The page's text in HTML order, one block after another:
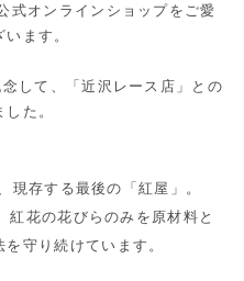
式オンラインショップをご愛
ます。
して、「近沢レース店」との
た。
現存する最後の「紅屋」。
花の花びらのみを原材料と
守り続けています。